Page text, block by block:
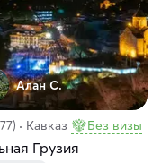
Алан С.
Кавказ Без визы
Грузия